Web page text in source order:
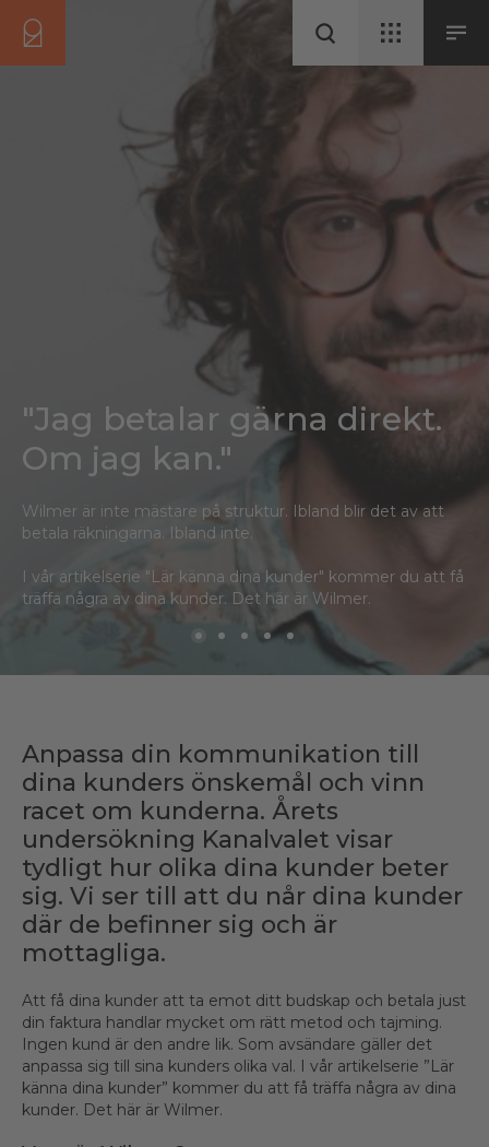
"Jag betalar gärna direkt.
Om jag kan."
Wilmer är inte mästare på struktur. Ibland blir det av att
betala räkningarna. Ibland inte.
I vår artikelserie "Lär känna dina kunder" kommer du att få
träffa några av dina kunder. Det här är Wilmer.
Anpassa din kommunikation till
dina kunders önskemål och vinn
racet om kunderna. Årets
undersökning Kanalvalet visar
tydligt hur olika dina kunder beter
sig. Vi ser till att du når dina kunder
där de befinner sig och är
mottagliga.
Att få dina kunder att ta emot ditt budskap och betala just
din faktura handlar mycket om rätt metod och tajming.
Ingen kund är den andre lik. Som avsändare gäller det
anpassa sig till sina kunders olika val. I vår artikelserie ”Lär
känna dina kunder” kommer du att få träffa några av dina
kunder. Det här är Wilmer.